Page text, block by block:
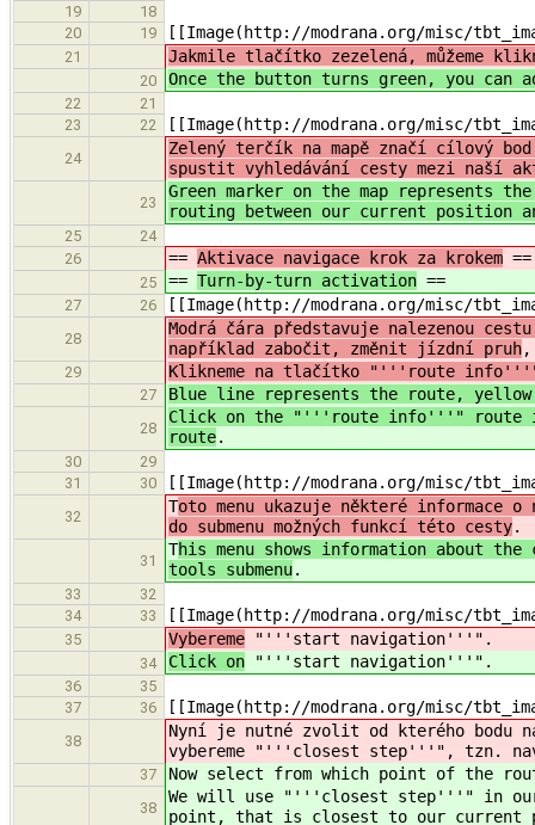
19
18
20
19 [[Image(http://modrana.org/misc/
21 Jakmile tlačítko zezelená, můžeme
20 Once the button turns green, you can
22
21
23
22 [[Image(http://modrana.org/misc/
24
Zelený terčík na mapě značí cílový
spustit vyhledávání cesty mezi naší
23
Green marker on the map
routing between our current position
25
24
26
== Aktivace navigace krok za krokem ==
25 == Turn-by-turn activation ==
27 26 [[Image(http://modrana.org/misc/
28
Modrá čára představuje nalezenou
například zabočit, změnit jízdní pruh
29 Klikneme na tlačítko "'''route info'''"
27 Blue line represents the route, yellow
28
Click on the "'''route info'''" route
route.
30
29
31
30 [[Image(http://modrana.org/misc/
32
Toto menu ukazuje některé
do submenu možných funkcí této cesty.
31
This menu shows information
tools submenu.
33
32
34
33 [[Image(http://modrana.org/misc/
35 Vybereme "'''start navigation'''".
34 Click on "'''start navigation'''".
36
35
37
36 [[Image(http://modrana.org/misc/
38
Nyní je nutné zvolit od kterého bodu
vybereme "'''closest step'''", tzn.
37 Now select from which point of the
38
We will use "'''closest step'''" in our
point, that is closest to our current